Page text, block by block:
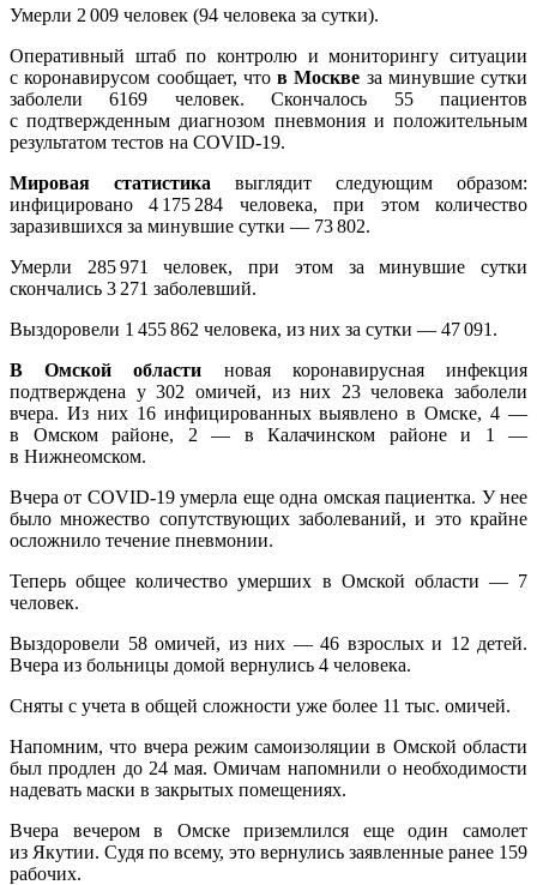
Умерли 2 009 человек (94 человека за сутки).
Оперативный штаб по контролю и мониторингу ситуации
с коронавирусом сообщает, что в Москве за минувшие сутки
заболели 6169 человек. Скончалось 55 пациентов
с подтвержденным диагнозом пневмония и положительным
результатом тестов на COVID-19.
Мировая статистика выглядит следующим образом:
инфицировано 4 175 284 человека, при этом количество
заразившихся за минувшие сутки — 73 802.
Умерли 285 971 человек, при этом за минувшие сутки
скончались 3 271 заболевший.
Выздоровели 1 455 862 человека, из них за сутки — 47 091.
В Омской области новая коронавирусная инфекция
подтверждена у 302 омичей, из них 23 человека заболели
вчера. Из них 16 инфицированных выявлено в Омске, 4 —
в Омском районе, 2 — в Калачинском районе и 1 —
в Нижнеомском.
Вчера от COVID-19 умерла еще одна омская пациентка. У нее
было множество сопутствующих заболеваний, и это крайне
осложнило течение пневмонии.
Теперь общее количество умерших в Омской области — 7
человек.
Выздоровели 58 омичей, из них — 46 взрослых и 12 детей.
Вчера из больницы домой вернулись 4 человека.
Сняты с учета в общей сложности уже более 11 тыс. омичей.
Напомним, что вчера режим самоизоляции в Омской области
был продлен до 24 мая. Омичам напомнили о необходимости
надевать маски в закрытых помещениях.
Вчера вечером в Омске приземлился еще один самолет
из Якутии. Судя по всему, это вернулись заявленные ранее 159
рабочих.